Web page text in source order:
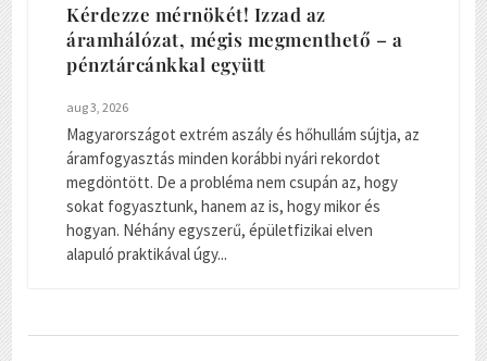
Kérdezze mérnökét! Izzad az
áramhálózat, mégis megmenthető – a
pénztárcánkkal együtt
aug 3, 2026
Magyarországot extrém aszály és hőhullám sújtja, az
áramfogyasztás minden korábbi nyári rekordot
megdöntött. De a probléma nem csupán az, hogy
sokat fogyasztunk, hanem az is, hogy mikor és
hogyan. Néhány egyszerű, épületfizikai elven
alapuló praktikával úgy...